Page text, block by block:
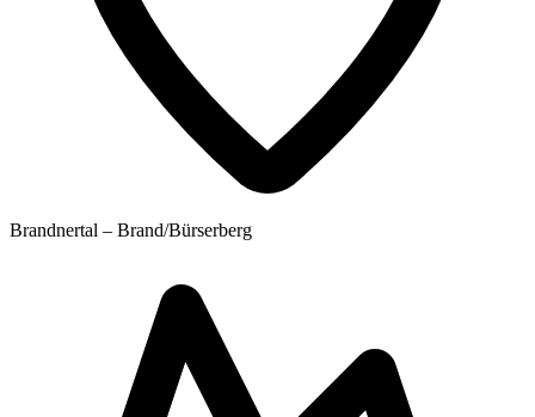
Brandnertal – Brand/Bürserberg